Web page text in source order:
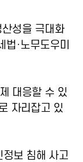
성을 극대화
·노무도우미
대응할 수 있
자리잡고 있
정보 침해 사고